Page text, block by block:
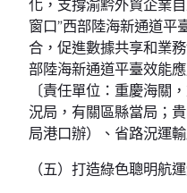
窗口”西部陸海新通道平
合，促進數據共享和業
部陸海新通道平臺效能
〔責任單位：重慶海關
況局，有關區縣當局；
局港口辦）、省路況運
（五）打造綠色聰明航